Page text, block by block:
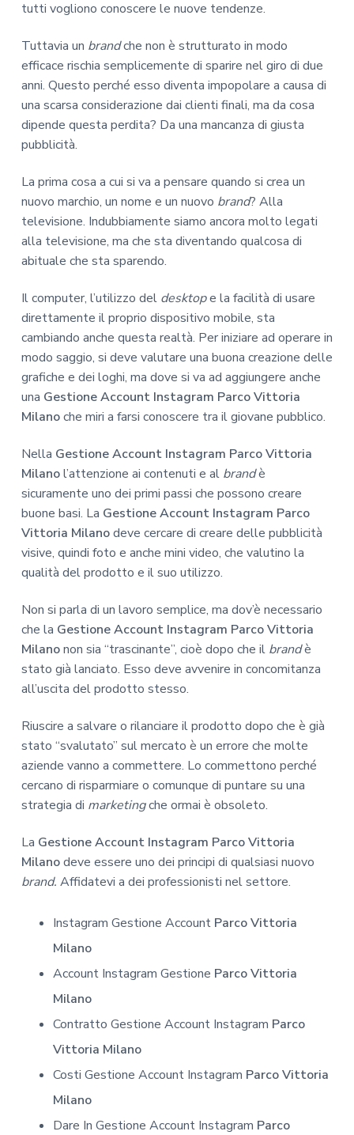
tutti vogliono conoscere le nuove tendenze.
Tuttavia un brandche non è strutturato in modo
efficace rischia semplicemente di sparire nel giro di due
anni. Questo perché esso diventa impopolare a causa di
una scarsa considerazione dai clienti finali, ma da cosa
dipende questa perdita? Da una mancanza di giusta
pubblicità.
La prima cosa a cui si va a pensare quando si crea un
nuovo marchio, un nome e un nuovo brand? Alla
televisione. Indubbiamente siamo ancora molto legati
alla televisione, ma che sta diventando qualcosa di
abituale che sta sparendo.
Il computer, l’utilizzo del desktope la facilità di usare
direttamente il proprio dispositivo mobile, sta
cambiando anche questa realtà. Per iniziare ad operare in
modo saggio, si deve valutare una buona creazione delle
grafiche e dei loghi, ma dove si va ad aggiungere anche
una Gestione Account Instagram Parco Vittoria
Milanoche miri a farsi conoscere tra il giovane pubblico.
Nella Gestione Account Instagram Parco Vittoria
Milanol’attenzione ai contenuti e al brandè
sicuramente uno dei primi passi che possono creare
buone basi. La Gestione Account Instagram Parco
Vittoria Milanodeve cercare di creare delle pubblicità
visive, quindi foto e anche mini video, che valutino la
qualità del prodotto e il suo utilizzo.
Non si parla di un lavoro semplice, ma dov’è necessario
che la Gestione Account Instagram Parco Vittoria
Milanonon sia “trascinante”, cioè dopo che il brandè
stato già lanciato. Esso deve avvenire in concomitanza
all’uscita del prodotto stesso.
Riuscire a salvare o rilanciare il prodotto dopo che è già
stato “svalutato” sul mercato è un errore che molte
aziende vanno a commettere. Lo commettono perché
cercano di risparmiare o comunque di puntare su una
strategia di marketingche ormai è obsoleto.
La Gestione Account Instagram Parco Vittoria
Milanodeve essere uno dei principi di qualsiasi nuovo
brand. Affidatevi a dei professionisti nel settore.
Instagram Gestione Account Parco Vittoria
Milano
Account Instagram Gestione Parco Vittoria
Milano
Contratto Gestione Account Instagram Parco
Vittoria Milano
Costi Gestione Account Instagram Parco Vittoria
Milano
Dare In Gestione Account Instagram Parco